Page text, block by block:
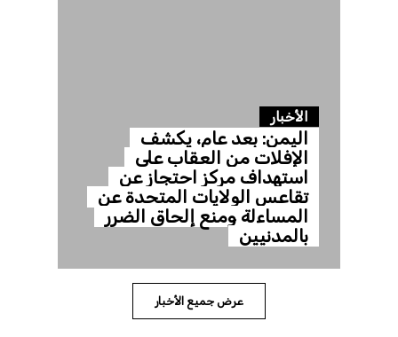
الأخبار
اليمن: بعد عام، يكشف
الإفلات من العقاب على
استهداف مركز احتجاز عن
تقاعس الولايات المتحدة عن
المساءلة ومنع إلحاق الضرر
بالمدنيين
عرض جميع الأخبار